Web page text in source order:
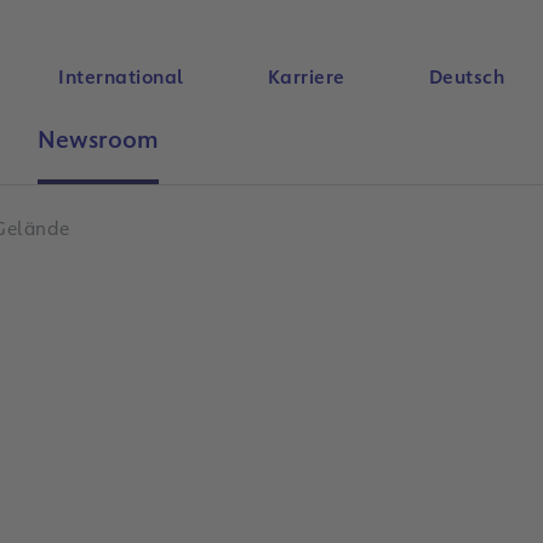
International Karriere Deutsch
Newsroom